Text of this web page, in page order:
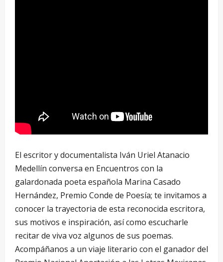
El escritor y documentalista Iván Uriel Atanacio
Medellín conversa en Encuentros con la
galardonada poeta española Marina Casado
Hernández, Premio Conde de Poesía; te invitamos a
conocer la trayectoria de esta reconocida escritora,
sus motivos e inspiración, así como escucharle
recitar de viva voz algunos de sus poemas.
Acompáñanos a un viaje literario con el ganador del